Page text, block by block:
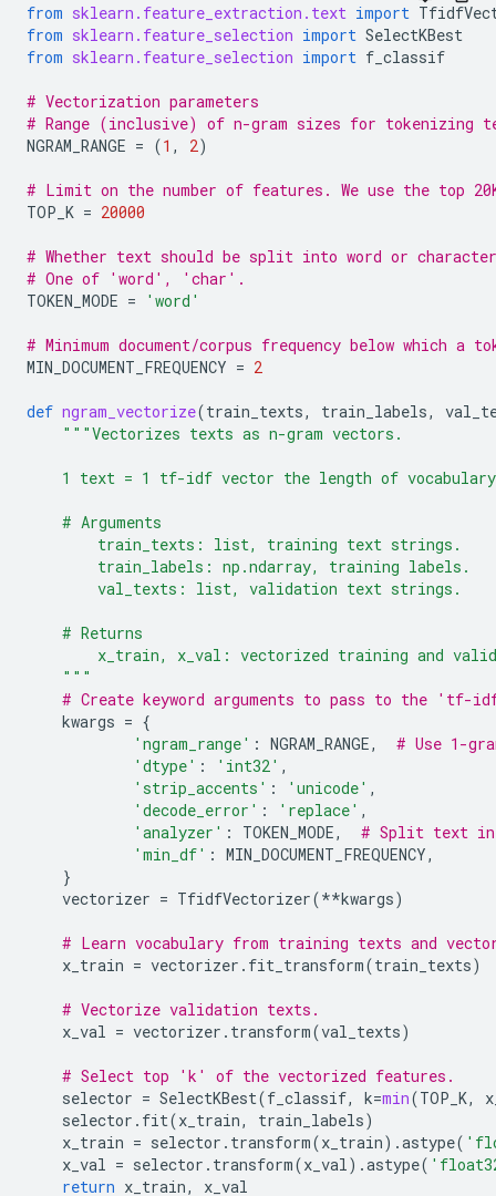
from sklearn.feature_extraction.text import
from sklearn.feature_selection import SelectKBest
from sklearn.feature_selection import f_classif
# Vectorization parameters
# Range (inclusive) of n-gram sizes for tokenizing
NGRAM_RANGE = (1 , 2)
# Limit on the number of features. We use the top
TOP_K = 20000
# Whether text should be split into word or
# One of 'word', 'char'.
TOKEN_MODE = 'word'
# Minimum document/corpus frequency below which a
MIN_DOCUMENT_FREQUENCY = 2
def ngram_vectorize(train_texts, train_labels,
"""Vectorizes texts as n-gram vectors.
1 text = 1 tf-idf vector the length of
    # Arguments
        train_texts: list, training text strings.
        train_labels: np.ndarray, training labels.
        val_texts: list, validation text strings.
    # Returns
x_train, x_val: vectorized training and
    """
# Create keyword arguments to pass to the 'tf-
kwargs = {
'ngram_range' : NGRAM_RANGE,
# Use 1-
'dtype' : 'int32' ,
'strip_accents' : 'unicode' ,
'decode_error' : 'replace' ,
'analyzer' : TOKEN_MODE,
# Split text
'min_df' : MIN_DOCUMENT_FREQUENCY,
}
vectorizer = TfidfVectorizer(**kwargs)
# Learn vocabulary from training texts and
x_train = vectorizer . fit_transform(train_texts)
# Vectorize validation texts.
x_val = vectorizer . transform(val_texts)
# Select top 'k' of the vectorized features.
selector = SelectKBest(f_classif, k=min(TOP_K,
selector . fit(x_train, train_labels)
x_train = selector . transform(x_train) .astype(
x_val = selector . transform(x_val ) .astype(
return x_train, x_val